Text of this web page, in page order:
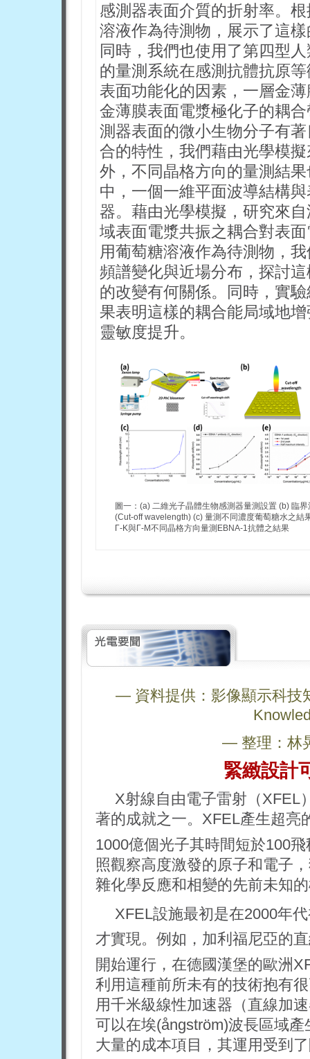
感測器表面介質的折射率。
溶液作為待測物，展示了這
同時，我們也使用了第四型
的量測系統在感測抗體抗原
表面功能化的因素，一層金
金薄膜表面電漿極化子的耦
測器表面的微小生物分子有
合的特性，我們藉由光學模
外，不同晶格方向的量測結
中，一個一維平面波導結構
器。藉由光學模擬，研究來
域表面電漿共振之耦合對表
用葡萄糖溶液作為待測物，
頻譜變化與近場分布，探討
的改變有何關係。同時，實
果表明這樣的耦合能局域地
靈敏度提升。
圖一：(a) 二維光子晶體生物感測器量測設置 (b) 臨界
(Cut-off wavelength) (c) 量測不同濃度葡萄糖水之結
Γ-K與Γ-M不同晶格方向量測EBNA-1抗體之結果
— 資料提供：影像顯示科技
— 整理：林
緊緻設計
X射線自由電子雷射（XFEL
著的成就之一。XFEL產生超亮
1000億個光子其時間短於100飛
照觀察高度激發的原子和電子
雜化學反應和相變的先前未知
XFEL設施最初是在2000年
才實現。例如，加利福尼亞的
開始運行，在德國漢堡的歐洲
利用這種前所未有的技術抱有
用千米級線性加速器（直線加
可以在埃(ångström)波長區域
大量的成本項目，其運用受到